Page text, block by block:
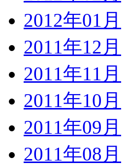
2012年01月
2011年12月
2011年11月
2011年10月
2011年09月
2011年08月